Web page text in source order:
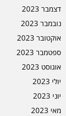
דצמבר 2023
נובמבר 2023
אוקטובר 2023
ספטמבר 2023
אוגוסט 2023
יולי 2023
יוני 2023
מאי 2023